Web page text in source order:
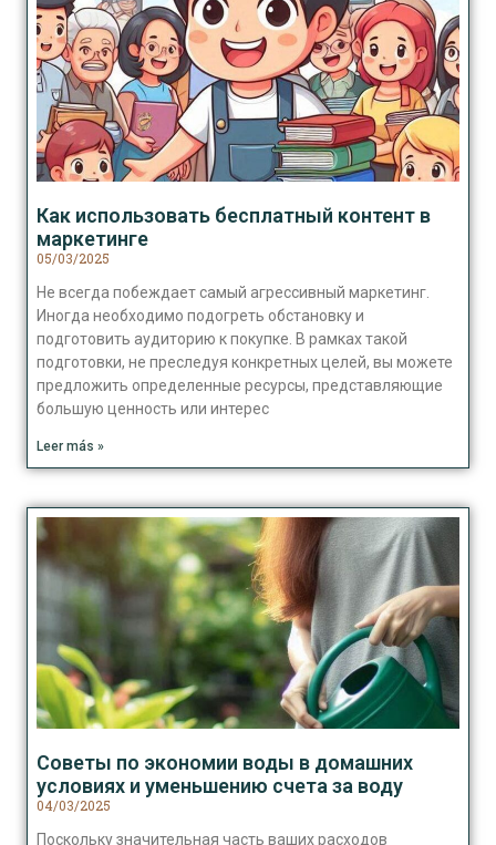
Как использовать бесплатный контент в
маркетинге
05/03/2025
Не всегда побеждает самый агрессивный маркетинг.
Иногда необходимо подогреть обстановку и
подготовить аудиторию к покупке. В рамках такой
подготовки, не преследуя конкретных целей, вы можете
предложить определенные ресурсы, представляющие
большую ценность или интерес
Leer más »
Советы по экономии воды в домашних
условиях и уменьшению счета за воду
04/03/2025
Поскольку значительная часть ваших расходов